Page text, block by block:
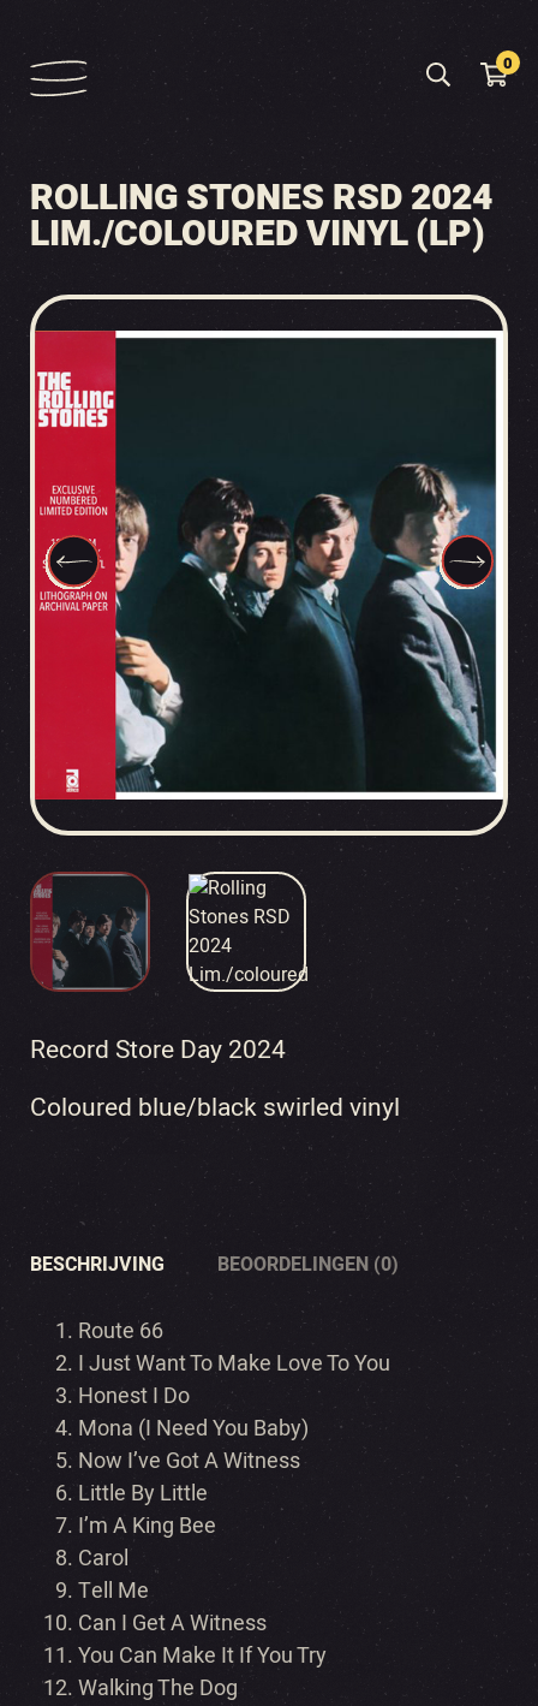
0
ROLLING STONES RSD 2024
LIM./COLOURED VINYL (LP)
Record Store Day 2024
Coloured blue/black swirled vinyl
BESCHRIJVING BEOORDELINGEN (0)
Route 66
I Just Want To Make Love To You
Honest I Do
Mona (I Need You Baby)
Now I’ve Got A Witness
Little By Little
I’m A King Bee
Carol
Tell Me
Can I Get A Witness
You Can Make It If You Try
Walking The Dog